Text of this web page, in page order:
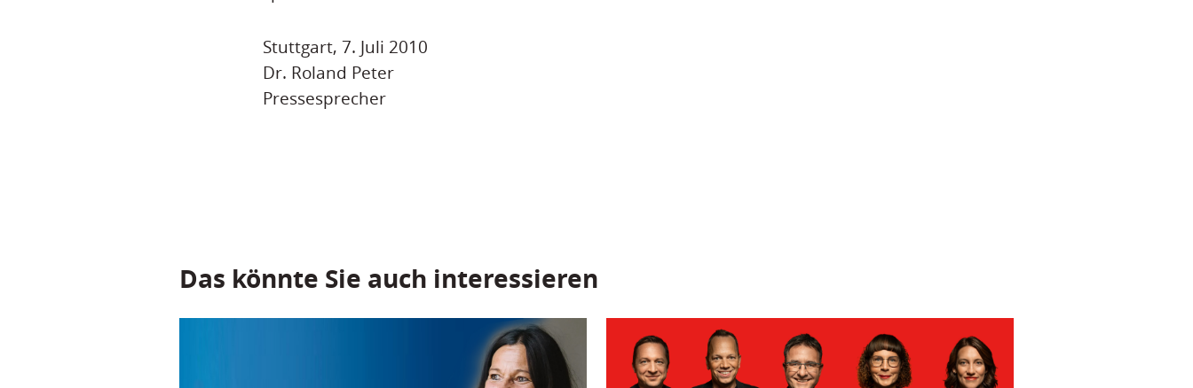
Stuttgart, 7. Juli 2010
Dr. Roland Peter
Pressesprecher
Das könnte Sie auch interessieren